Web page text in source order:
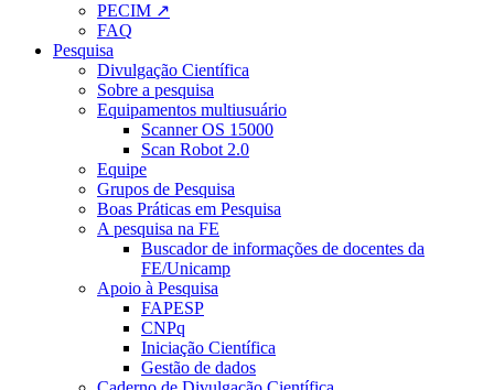
PECIM ↗
FAQ
Pesquisa
Divulgação Científica
Sobre a pesquisa
Equipamentos multiusuário
Scanner OS 15000
Scan Robot 2.0
Equipe
Grupos de Pesquisa
Boas Práticas em Pesquisa
A pesquisa na FE
Buscador de informações de docentes da
FE/Unicamp
Apoio à Pesquisa
FAPESP
CNPq
Iniciação Científica
Gestão de dados